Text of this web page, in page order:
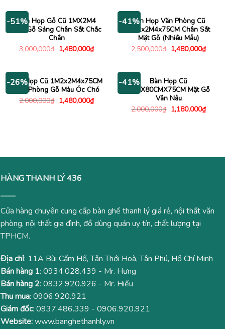
1,380,000₫.
-51%Bàn Họp Gỗ Cũ 1MX2M4
Màu Gỗ Sáng Chân Sắt Chắc
Chắn
3,000,000₫ Giá
gốc
1,480,000₫Giá
hiện
1,480,000₫.
-41%Bàn Họp Văn Phòng Cũ
1M2x2M4x75CM Chân Sắt
Mặt Gỗ (Nhiều Mẫu)
2,500,000₫ Giá
gốc
1,480,000₫Giá
hiện
-26%
Bàn Họp Cũ 1M2x2M4x75CM
Văn Phòng Gỗ Màu Óc Chó
2,000,000₫ Giá
gốc
1,480,000₫Giá
hiện
-41%
Bàn Họp Cũ
2M5X80CMX75CM Mặt Gỗ
Vân Nâu
2,000,000₫ Giá
gốc
1,180,000₫Giá
hiện
HÀNG THANH LÝ 436
Cửa hàng chuyên cung cấp bàn ghế thanh lý giá rẻ, nội thất văn
phòng, nội thất gia đình, đồ dùng quán uy tín, chất lượng tại
TPHCM.
Địa chỉ: 11A Bùi Cẩm Hổ, Tân Thới Hoà, Tân Phú, Hồ Chí Minh
Bán hàng 1: 0934.028.439 - Mr. Hưng
Bán hàng 2: 0932.920.926 - Mr. Hiếu
Thu mua: 0906.920.921
Giám đốc: 0937.486.339 - 0906.920.921
Website:www.banghethanhly.vn